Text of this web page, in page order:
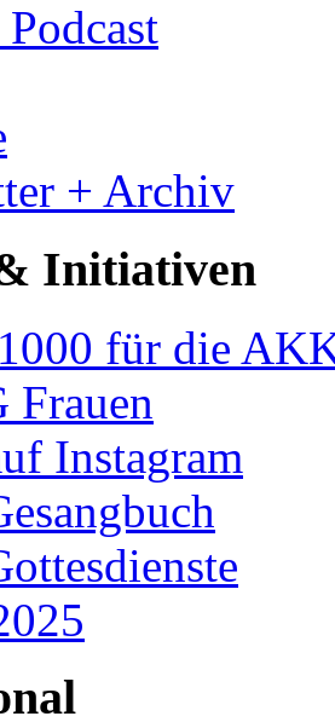
+ Archiv
Initiativen
für die
Frauen
Instagram